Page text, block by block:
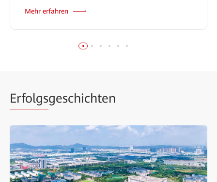
Mehr erfahren
Erfolgsgeschichten